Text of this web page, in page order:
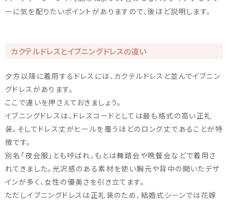
ーに気を配りたいポイントがありますので、後ほど説明します。
カクテルドレスとイブニングドレスの違い
夕方以降に着用するドレスには、カクテルドレスと並んでイブニン
グドレスがあります。
ここで違いを押さえておきましょう。
イブニングドレスは、ドレスコードとしては最も格式の高い正礼
装。そしてドレス丈がヒールを覆うほどのロング丈であることが特
徴です。
別名「夜会服」とも呼ばれ、もとは舞踏会や晩餐会などで着用さ
れてきました。光沢感のある素材を使い胸元や背中の開いたデザ
インが多く、女性の優美さを引き立てます。
ただしイブニングドレスは正礼装のため、結婚式シーンでは花嫁